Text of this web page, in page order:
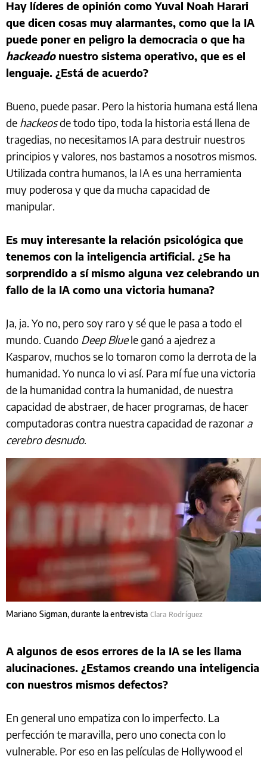
Hay líderes de opinión como Yuval Noah Harari
que dicen cosas muy alarmantes, como que la IA
puede poner en peligro la democracia o que ha
hackeadonuestro sistema operativo, que es el
lenguaje. ¿Está de acuerdo?
Bueno, puede pasar. Pero la historia humana está llena
de hackeosde todo tipo, toda la historia está llena de
tragedias, no necesitamos IA para destruir nuestros
principios y valores, nos bastamos a nosotros mismos.
Utilizada contra humanos, la IA es una herramienta
muy poderosa y que da mucha capacidad de
manipular.
Es muy interesante la relación psicológica que
tenemos con la inteligencia artificial. ¿Se ha
sorprendido a sí mismo alguna vez celebrando un
fallo de la IA como una victoria humana?
Ja, ja. Yo no, pero soy raro y sé que le pasa a todo el
mundo. Cuando Deep Bluele ganó a ajedrez a
Kasparov, muchos se lo tomaron como la derrota de la
humanidad. Yo nunca lo vi así. Para mí fue una victoria
de la humanidad contra la humanidad, de nuestra
capacidad de abstraer, de hacer programas, de hacer
computadoras contra nuestra capacidad de razonar a
cerebro desnudo.
Mariano Sigman, durante la entrevista Clara Rodríguez
A algunos de esos errores de la IA se les llama
alucinaciones. ¿Estamos creando una inteligencia
con nuestros mismos defectos?
En general uno empatiza con lo imperfecto. La
perfección te maravilla, pero uno conecta con lo
vulnerable. Por eso en las películas de Hollywood el